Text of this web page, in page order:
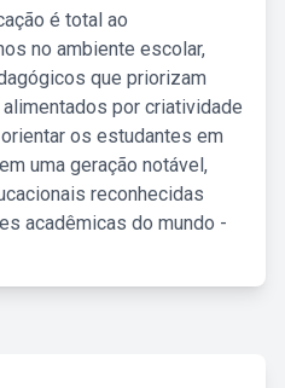
é total ao
no ambiente escolar,
que priorizam
por criatividade
os estudantes em
uma geração notável,
reconhecidas
acadêmicas do mundo -